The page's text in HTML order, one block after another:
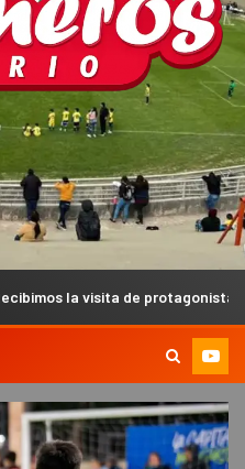
del MX para